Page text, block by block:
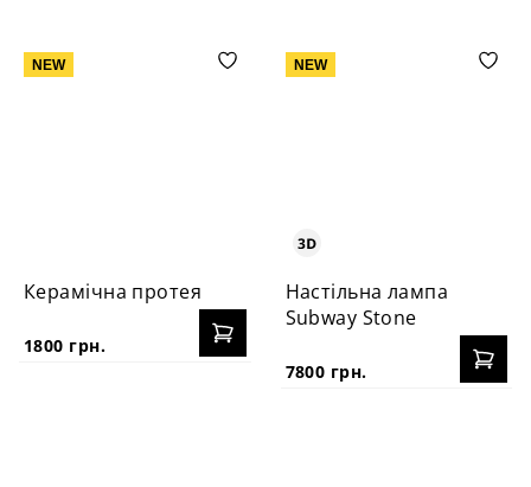
NEW
Керамічна протея
1800 грн.
NEW
Настільна лампа
Subway Stone
7800 грн.